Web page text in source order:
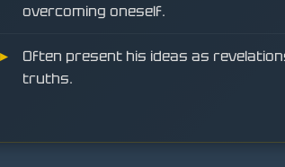
overcoming oneself.
Often present his ideas as
truths.